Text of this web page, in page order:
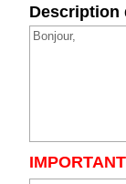
Description